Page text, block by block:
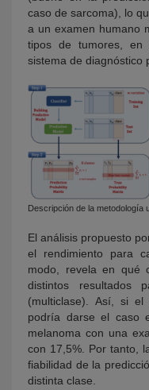
caso de sarcoma), lo
a un examen humano
tipos de tumores, en
sistema de diagnóstico
Descripción de la metodología
El análisis propuesto
el rendimiento para
modo, revela en qué
distintos resultados
(multiclase). Así, si el
podría darse el caso
melanoma con una
con 17,5%. Por tanto,
fiabilidad de la
distinta clase.